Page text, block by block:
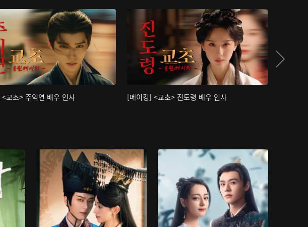
교초> 주익연 배우 인사 [메이킹] <교초> 진도령 배우 인사